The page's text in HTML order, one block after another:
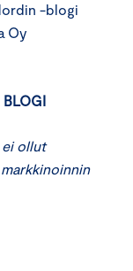
-blogi
Oy
BLOGI
ei ollut